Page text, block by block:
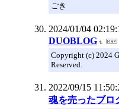
ごき
2024/01/04
DUOBLOG
Copyright (c) 2024
Reserved.
2022/09/15
魂を売ったブロ